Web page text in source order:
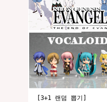
[3+1 랜덤 뽑기]